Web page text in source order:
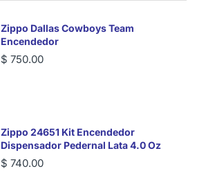
Zippo Dallas Cowboys Team
Encendedor
$ 750.00
Zippo 24651 Kit Encendedor
Dispensador Pedernal Lata 4.0 Oz
$ 740.00